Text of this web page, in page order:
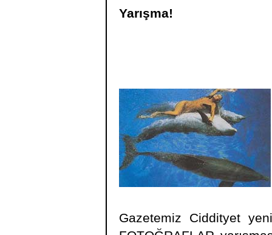
Yarışma!
Gazetemiz Ciddityet